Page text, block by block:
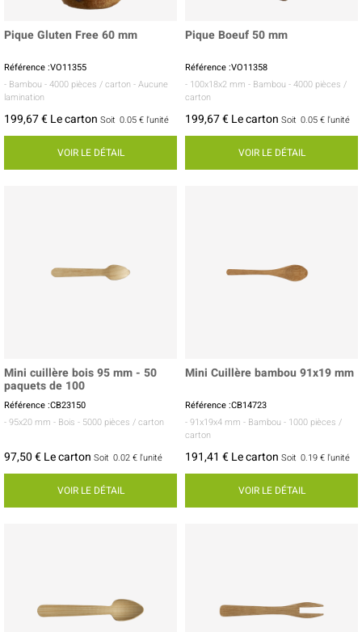
Pique Gluten Free 60 mm
Référence :VO11355
- Bambou - 4000 pièces / carton - Aucune
lamination
199,67 € Le carton Soit 0.05 € l'unité
VOIR LE DÉTAIL
Pique Boeuf 50 mm
Référence :VO11358
- 100x18x2 mm - Bambou - 4000 pièces /
carton
199,67 € Le carton Soit 0.05 € l'unité
VOIR LE DÉTAIL
Mini cuillère bois 95 mm - 50
paquets de 100
Référence :CB23150
- 95x20 mm - Bois - 5000 pièces / carton
97,50 € Le carton Soit 0.02 € l'unité
VOIR LE DÉTAIL
Mini Cuillère bambou 91x19 mm
Référence :CB14723
- 91x19x4 mm - Bambou - 1000 pièces /
carton
191,41 € Le carton Soit 0.19 € l'unité
VOIR LE DÉTAIL